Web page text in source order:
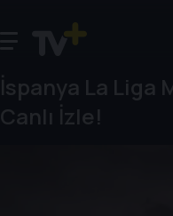
İspanya La Liga
Canlı İzle!